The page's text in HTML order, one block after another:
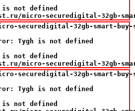
is not defined
micro-securedigital-32gb-
securedigital-32gb-smart-buy-
Tygh is not defined
is not defined
micro-securedigital-32gb-
securedigital-32gb-smart-buy-
Tygh is not defined
is not defined